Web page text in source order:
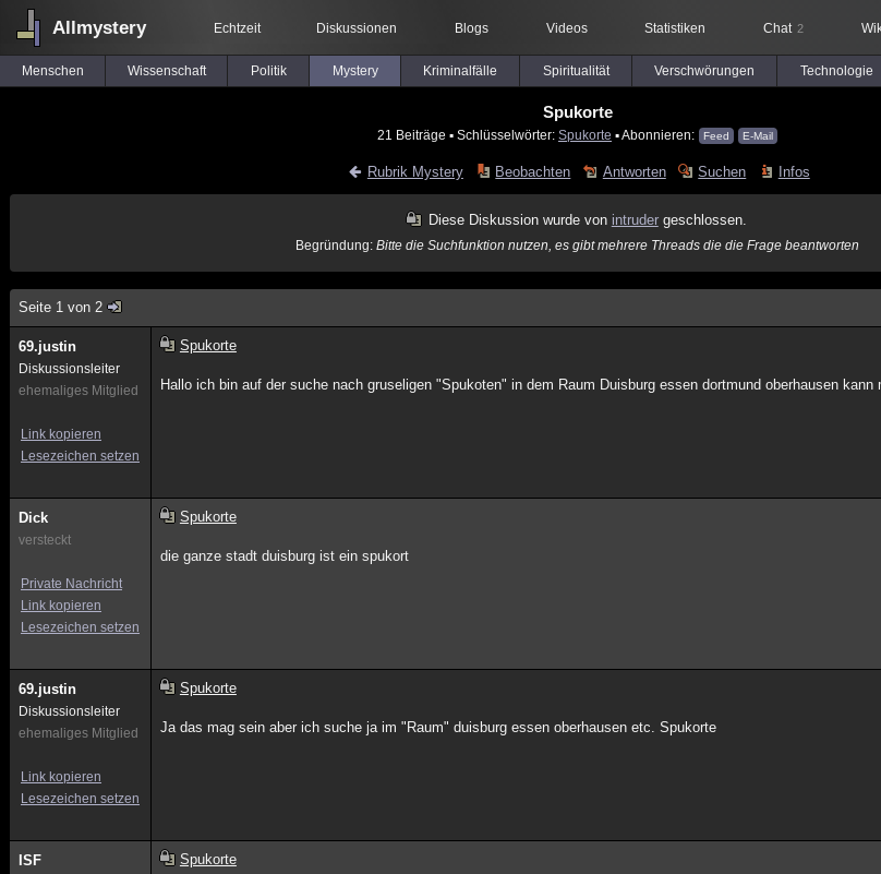
Allmystery Echtzeit Diskussionen Blogs Videos Statistiken Chat 2
Menschen Wissenschaft Politik Mystery Kriminalfälle Spiritualität Verschwörungen Technologie
Spukorte
21 Beiträge ▪ Schlüsselwörter: Spukorte ▪ Abonnieren: Feed E-Mail
Rubrik Mystery Beobachten Antworten Suchen Infos
Diese Diskussion wurde von intrudergeschlossen.
Begründung: Bitte die Suchfunktion nutzen, es gibt mehrere Threads die die Frage beantworten
Seite 1 von 2
69.justin
Diskussionsleiter
ehemaliges Mitglied
Link kopieren
Lesezeichen setzen
Spukorte
Hallo ich bin auf der suche nach gruseligen "Spukoten" in dem Raum Duisburg essen dortmund oberhausen
Dick
versteckt
Private Nachricht
Link kopieren
Lesezeichen setzen
Spukorte
die ganze stadt duisburg ist ein spukort
69.justin
Diskussionsleiter
ehemaliges Mitglied
Link kopieren
Lesezeichen setzen
Spukorte
Ja das mag sein aber ich suche ja im "Raum" duisburg essen oberhausen etc. Spukorte
ISF Spukorte